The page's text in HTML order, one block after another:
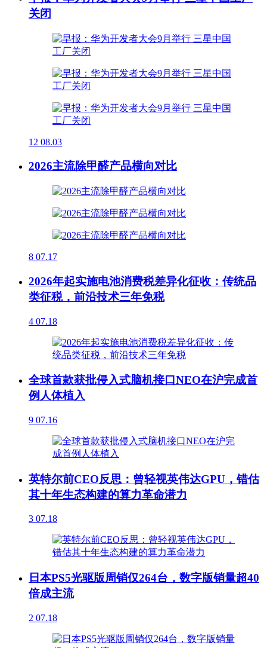
关闭
12 08.03
2026主流除甲醛产品横向对比
8 07.17
2026年起实施电池消费税差异化征收：传统品
类征税，前沿技术三年免税
4 07.18
全球首款获批侵入式脑机接口NEO在沪完成首
例人体植入
9 07.16
英特尔前CEO反思：曾轻视英伟达GPU，错估
其十年生态构建的算力革命潜力
3 07.18
日本PS5光驱版周销仅264台，数字版销量超40
倍成主流
2 07.18